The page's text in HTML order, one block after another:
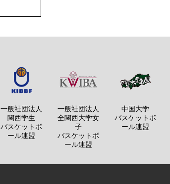
一般社団法人
関西学生
バスケットボ
ール連盟
一般社団法人
全関西大学女
子
バスケットボ
ール連盟
中国大学
バスケットボ
ール連盟